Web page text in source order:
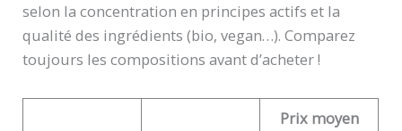
selon la concentration en principes actifs et la
qualité des ingrédients (bio, vegan…). Comparez
toujours les compositions avant d’acheter !
Prix moyen